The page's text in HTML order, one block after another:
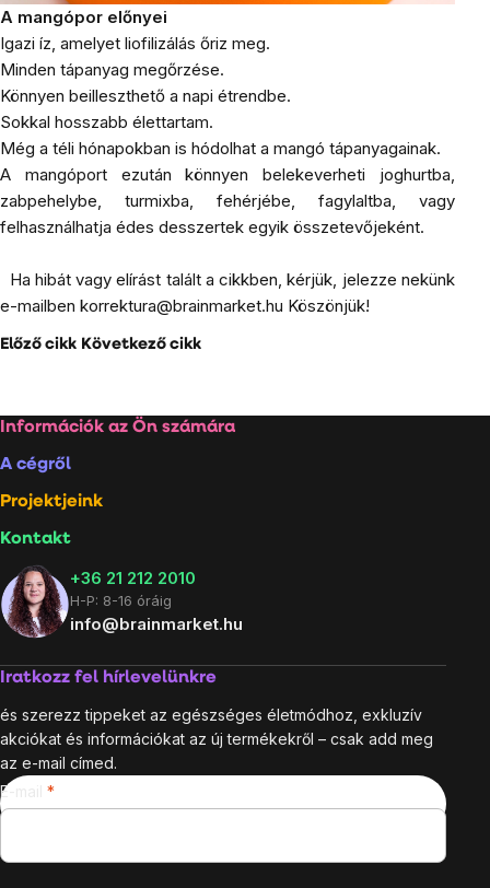
A mangópor előnyei
Igazi íz, amelyet liofilizálás őriz meg.
Minden tápanyag megőrzése.
Könnyen beilleszthető a napi étrendbe.
Sokkal hosszabb élettartam.
Még a téli hónapokban is hódolhat a mangó tápanyagainak.
A mangóport ezután könnyen belekeverheti joghurtba,
zabpehelybe, turmixba, fehérjébe, fagylaltba, vagy
felhasználhatja édes desszertek egyik összetevőjeként.
Ha hibát vagy elírást talált a cikkben, kérjük, jelezze nekünk
e-mailben korrektura@brainmarket.hu Köszönjük!
Előző cikk Következő cikk
Lábléc
Információk az Ön számára
A cégről
Projektjeink
Kontakt
+36 21 212 2010
H-P: 8-16 óráig
info@brainmarket.hu
Iratkozz fel hírlevelünkre
és szerezz tippeket az egészséges életmódhoz, exkluzív
akciókat és információkat az új termékekről – csak add meg
az e-mail címed.
E-mail